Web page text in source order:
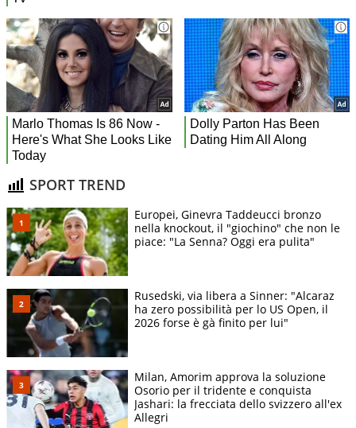
SPORT TREND
Europei, Ginevra Taddeucci bronzo
nella knockout, il "giochino" che non le
piace: "La Senna? Oggi era pulita"
Rusedski, via libera a Sinner: "Alcaraz
ha zero possibilità per lo US Open, il
2026 forse è gà finito per lui"
Milan, Amorim approva la soluzione
Osorio per il tridente e conquista
Jashari: la frecciata dello svizzero all'ex
Allegri